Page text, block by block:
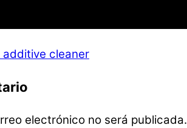
additive cleaner
electrónico no será publicada.